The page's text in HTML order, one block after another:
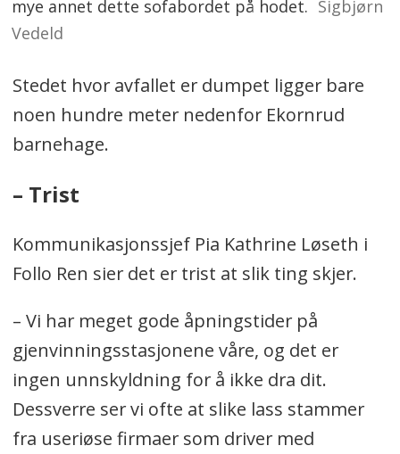
mye annet dette sofabordet på hodet. Sigbjørn
Vedeld
Stedet hvor avfallet er dumpet ligger bare
noen hundre meter nedenfor Ekornrud
barnehage.
– Trist
Kommunikasjonssjef Pia Kathrine Løseth i
Follo Ren sier det er trist at slik ting skjer.
– Vi har meget gode åpningstider på
gjenvinningsstasjonene våre, og det er
ingen unnskyldning for å ikke dra dit.
Dessverre ser vi ofte at slike lass stammer
fra useriøse firmaer som driver med